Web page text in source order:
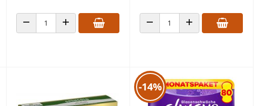
ANZAHL VERRINGERNANZAHL ERHÖHEN ANZAHL VERRINGERNANZAHL ERHÖHEN
-14%